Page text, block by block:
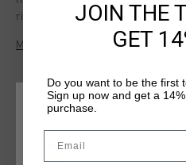
ribbed collar and cuffs with two
on the left chest. The piquet
a refined touch to this classic
Más información
ELIGE TU UBICACIÓN Y TU
JOIN THE
GET
Do you want to be the first
Sign up now and get a
purchase.